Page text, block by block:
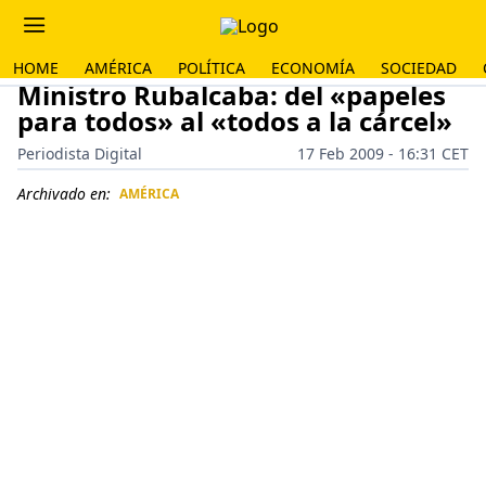
HOME AMÉRICA POLÍTICA ECONOMÍA SOCIEDAD
Ministro Rubalcaba: del «papeles
para todos» al «todos a la cárcel»
Periodista Digital
17 Feb 2009 - 16:31 CET
Archivado en: AMÉRICA